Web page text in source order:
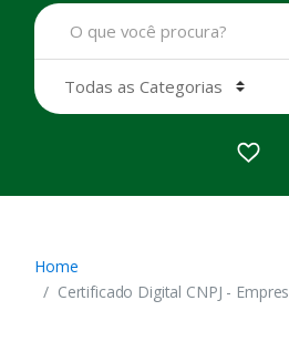
B
u
a
r
:
Home
Certificado Digital CNPJ -